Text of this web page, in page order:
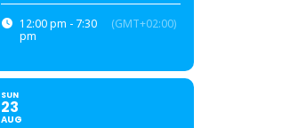
12:00 pm - 7:30
pm
(GMT+02:00)
SUN
23
AUG